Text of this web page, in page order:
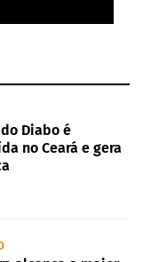
Diabo é
no Ceará e gera